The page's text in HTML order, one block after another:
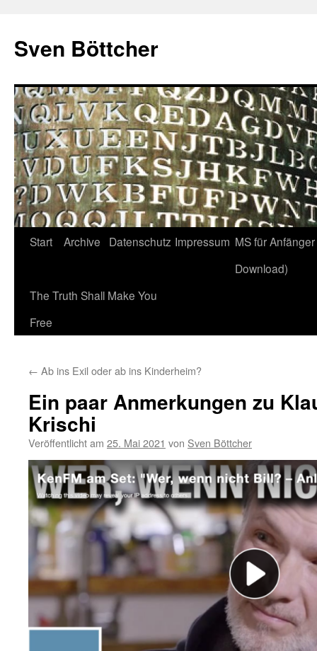
springen
Sven Böttcher
Start Archive Datenschutz Impressum MS für
Download)
The Truth Shall Make You
Free
← Ab ins Exil oder ab ins Kinderheim?
Ein paar Anmerkungen zu
Krischi
Veröffentlicht am 25. Mai 2021 von Sven Böttcher